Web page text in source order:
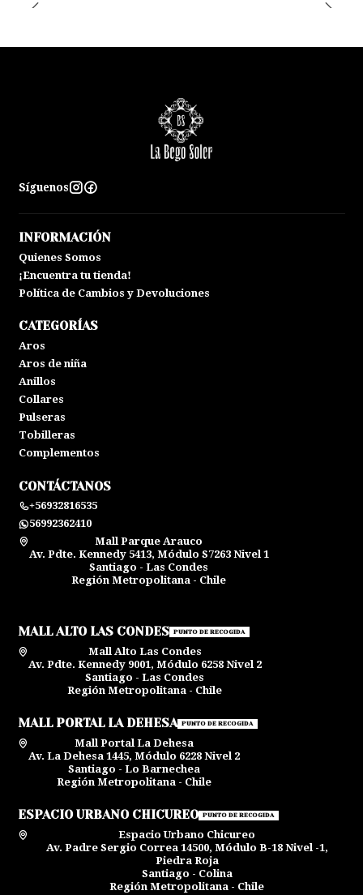
Síguenos
INFORMACIÓN
Quienes Somos
¡Encuentra tu tienda!
Política de Cambios y Devoluciones
CATEGORÍAS
Aros
Aros de niña
Anillos
Collares
Pulseras
Tobilleras
Complementos
CONTÁCTANOS
+56932816535
56992362410
Mall Parque Arauco
Av. Pdte. Kennedy 5413, Módulo S7263 Nivel 1
Santiago - Las Condes
Región Metropolitana - Chile
MALL ALTO LAS CONDES PUNTO DE RECOGIDA
Mall Alto Las Condes
Av. Pdte. Kennedy 9001, Módulo 6258 Nivel 2
Santiago - Las Condes
Región Metropolitana - Chile
MALL PORTAL LA DEHESA PUNTO DE RECOGIDA
Mall Portal La Dehesa
Av. La Dehesa 1445, Módulo 6228 Nivel 2
Santiago - Lo Barnechea
Región Metropolitana - Chile
ESPACIO URBANO CHICUREO PUNTO DE RECOGIDA
Espacio Urbano Chicureo
Av. Padre Sergio Correa 14500, Módulo B-18 Nivel -1,
Piedra Roja
Santiago - Colina
Región Metropolitana - Chile